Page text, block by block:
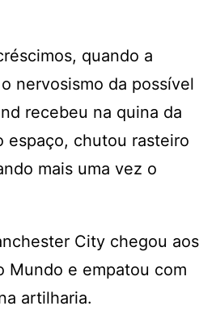
quando a
nervosismo da possível
recebeu na quina da
espaço, chutou rasteiro
mais uma vez o
City chegou aos
Mundo e empatou com
artilharia.